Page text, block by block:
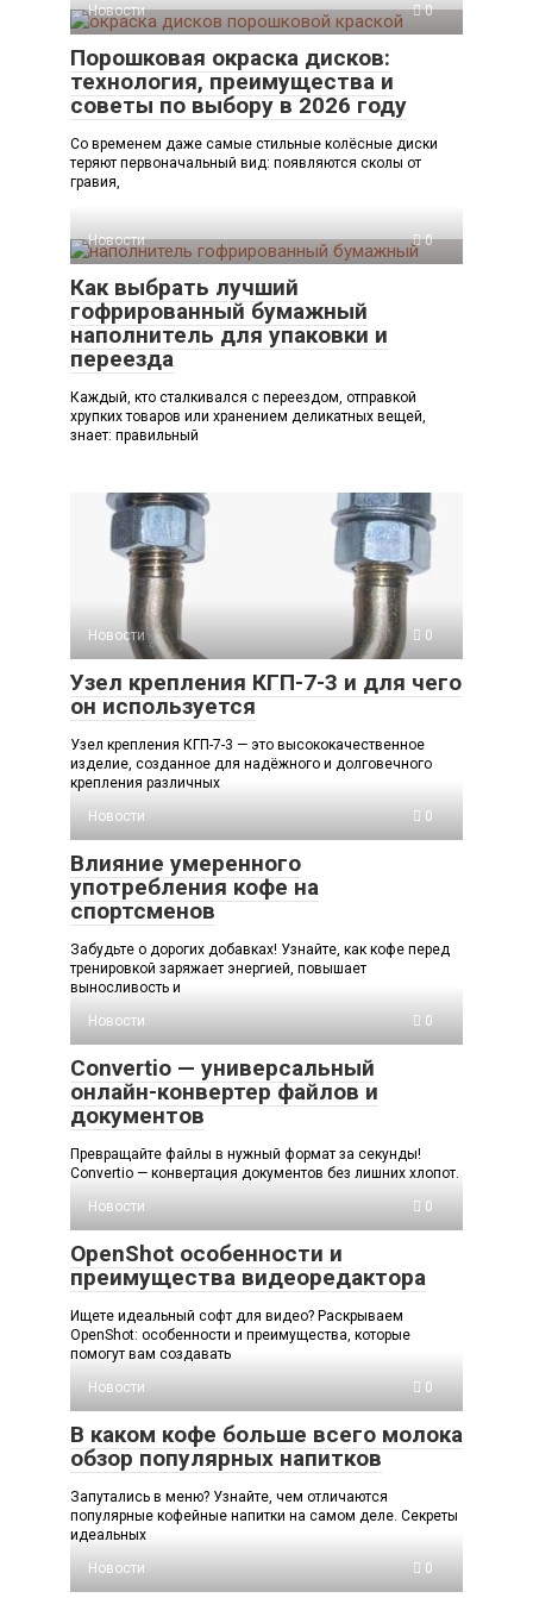
Новости 0
Порошковая окраска дисков:
технология, преимущества и
советы по выбору в 2026 году
Со временем даже самые стильные колёсные диски
теряют первоначальный вид: появляются сколы от
гравия,
Новости 0
Как выбрать лучший
гофрированный бумажный
наполнитель для упаковки и
переезда
Каждый, кто сталкивался с переездом, отправкой
хрупких товаров или хранением деликатных вещей,
знает: правильный
Новости 0
Узел крепления КГП-7-3 и для чего
он используется
Узел крепления КГП-7-3 — это высококачественное
изделие, созданное для надёжного и долговечного
крепления различных
Новости
0
Влияние умеренного
употребления кофе на
спортсменов
Забудьте о дорогих добавках! Узнайте, как кофе перед
тренировкой заряжает энергией, повышает
выносливость и
Новости
0
Convertio — универсальный
онлайн-конвертер файлов и
документов
Превращайте файлы в нужный формат за секунды!
Convertio — конвертация документов без лишних хлопот.
Новости
0
OpenShot особенности и
преимущества видеоредактора
Ищете идеальный софт для видео? Раскрываем
OpenShot: особенности и преимущества, которые
помогут вам создавать
Новости
0
В каком кофе больше всего молока
обзор популярных напитков
Запутались в меню? Узнайте, чем отличаются
популярные кофейные напитки на самом деле. Секреты
идеальных
Новости
0